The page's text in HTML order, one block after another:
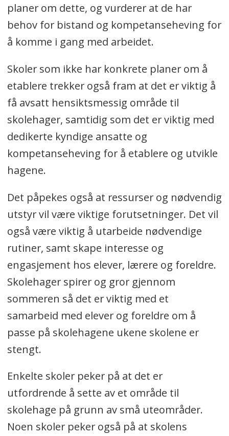
planer om dette, og vurderer at de har
behov for bistand og kompetanseheving for
å komme i gang med arbeidet.
Skoler som ikke har konkrete planer om å
etablere trekker også fram at det er viktig å
få avsatt hensiktsmessig område til
skolehager, samtidig som det er viktig med
dedikerte kyndige ansatte og
kompetanseheving for å etablere og utvikle
hagene.
Det påpekes også at ressurser og nødvendig
utstyr vil være viktige forutsetninger. Det vil
også være viktig å utarbeide nødvendige
rutiner, samt skape interesse og
engasjement hos elever, lærere og foreldre.
Skolehager spirer og gror gjennom
sommeren så det er viktig med et
samarbeid med elever og foreldre om å
passe på skolehagene ukene skolene er
stengt.
Enkelte skoler peker på at det er
utfordrende å sette av et område til
skolehage på grunn av små uteområder.
Noen skoler peker også på at skolens